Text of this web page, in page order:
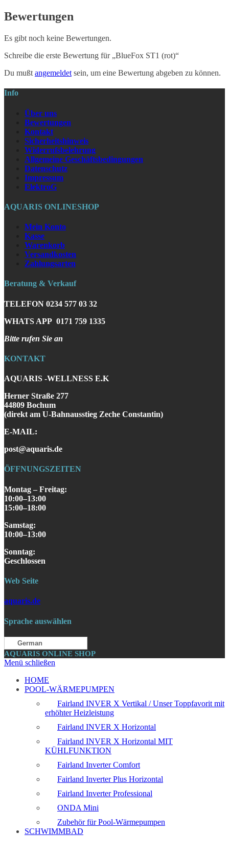
Bewertungen
Es gibt noch keine Bewertungen.
Schreibe die erste Bewertung für „BlueFox ST1 (rot)“
Du mußt angemeldet sein, um eine Bewertung abgeben zu können.
Info
Über uns
Bewertungen
Kontakt
Sicherheitshinweis
Widerrufsbelehrung
Allgemeine Geschäftsbedingungen
Datenschutz
Impressum
ElektroG
AQUARIS ONLINESHOP
Mein Konto
Kasse
Warenkorb
Versandkosten
Zahlungsarten
Beratung & Verkauf
TELEFON 0234 577 03 32
WHATS APP 0171 759 1335
Bitte rufen Sie an
KONTAKT
AQUARIS -WELLNESS E.K
Herner Straße 277
44809 Bochum
(direkt am U-Bahnausstieg Zeche Constantin)
E-MAIL:
post@aquaris.de
ÖFFNUNGSZEITEN
Montag – Freitag:
10:00–13:00
15:00–18:00
Samstag:
10:00–13:00
Sonntag:
Geschlossen
Web Seite
aquaris.de
Sprache auswählen
German
AQUARIS ONLINE SHOP
Menü schließen
HOME
POOL-WÄRMEPUMPEN
Fairland INVER X Vertikal / Unser Toppfavorit mit
erhöhter Heizleistung
Fairland INVER X Horizontal
Fairland INVER X Horizontal MIT
KÜHLFUNKTION
Fairland Inverter Comfort
Fairland Inverter Plus Horizontal
Fairland Inverter Professional
ONDA Mini
Zubehör für Pool-Wärmepumpen
SCHWIMMBAD